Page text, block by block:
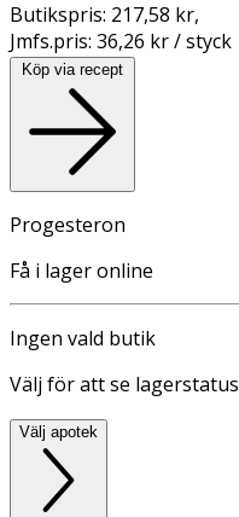
Butikspris: 217,58 kr,
Jmfs.pris: 36,26 kr / styck
Köp via recept
Progesteron
Få i lager online
Ingen vald butik
Välj för att se lagerstatus
Välj apotek